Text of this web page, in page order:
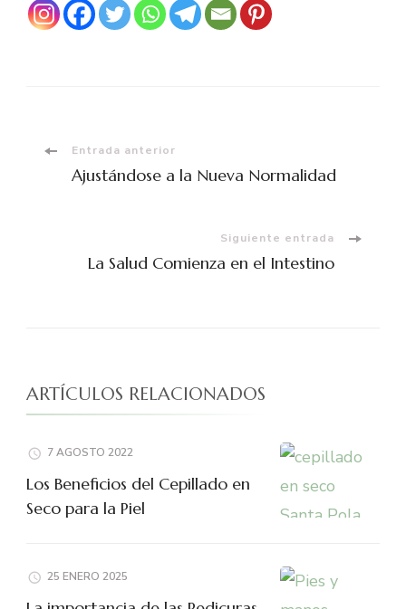
Navegación
entradas
Entrada anterior
Ajustándose a la Nueva Normalidad
Siguiente entrada
La Salud Comienza en el Intestino
ARTÍCULOS RELACIONADOS
7 AGOSTO 2022
Los Beneficios del Cepillado en
Seco para la Piel
25 ENERO 2025